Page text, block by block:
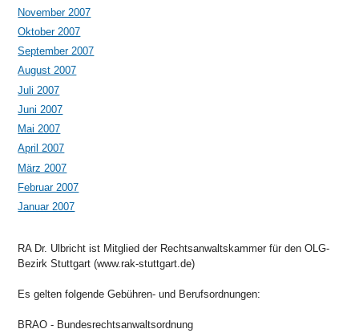
November 2007
Oktober 2007
September 2007
August 2007
Juli 2007
Juni 2007
Mai 2007
April 2007
März 2007
Februar 2007
Januar 2007
RA Dr. Ulbricht ist Mitglied der Rechtsanwaltskammer für den OLG-
Bezirk Stuttgart (www.rak-stuttgart.de)
Es gelten folgende Gebühren- und Berufsordnungen:
BRAO - Bundesrechtsanwaltsordnung